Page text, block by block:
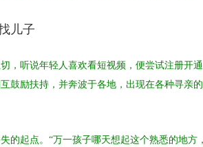
儿子
，听说年轻人喜欢看短视频，便尝试注册开
鼓励扶持，并奔波于各地，出现在各种寻亲
的起点。“万一孩子哪天想起这个熟悉的地方